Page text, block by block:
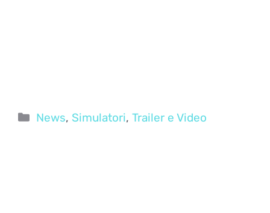
Categorie
News, Simulatori,Trailer e Video